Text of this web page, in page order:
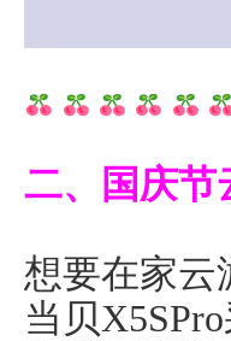
二、国庆节
想要在家云
当贝